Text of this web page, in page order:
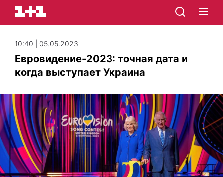
10:40 | 05.05.2023
Евровидение-2023: точная дата и
когда выступает Украина